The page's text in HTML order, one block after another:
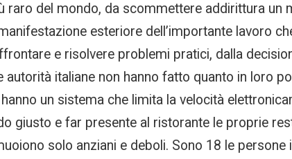
del mondo, da scommettere addirittura un
esteriore dell’importante lavoro
e risolvere problemi pratici, dalla
autorità italiane non hanno fatto quanto in loro
un sistema che limita la velocità
giusto e far presente al ristorante le proprie
solo anziani e deboli. Sono 18 le